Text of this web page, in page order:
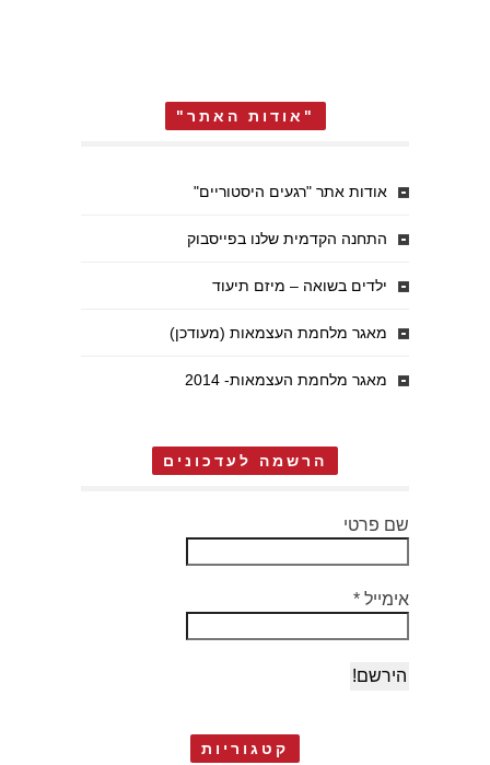
"אודות האתר"
אודות אתר "רגעים היסטוריים"
התחנה הקדמית שלנו בפייסבוק
ילדים בשואה – מיזם תיעוד
מאגר מלחמת העצמאות (מעודכן)
מאגר מלחמת העצמאות- 2014
הרשמה לעדכונים
שם פרטי
אימייל *
קטגוריות